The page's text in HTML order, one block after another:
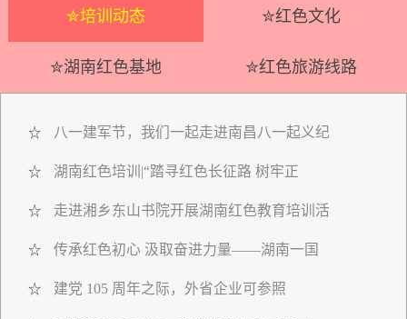
✮培训动态 ✮红色文化
✮湖南红色基地 ✮红色旅游线路
☆ 八一建军节，我们一起走进南昌八一起义纪
☆ 湖南红色培训|“踏寻红色长征路 树牢正
☆ 走进湘乡东山书院开展湖南红色教育培训活
☆ 传承红色初心 汲取奋进力量——湖南一国
☆ 建党 105 周年之际，外省企业可参照